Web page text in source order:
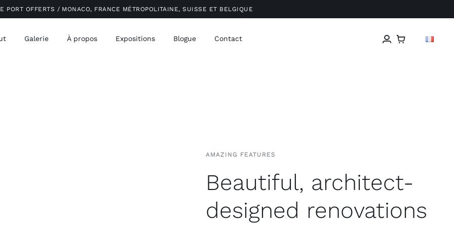
PORT OFFERTS / MONACO, FRANCE MÉTROPOLITAINE, SUISSE ET BELGIQUE
Galerie À propos Expositions Blogue Contact
AMAZING FEATURES
Beautiful, architect-
designed renovations